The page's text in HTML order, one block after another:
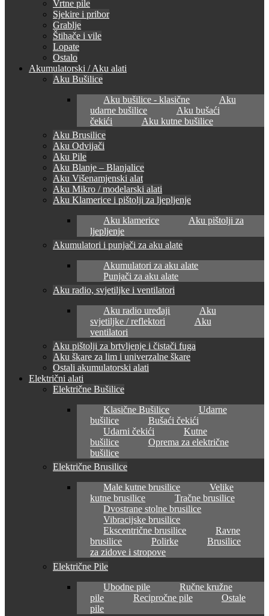
Vrtne pile
Sjekire i pribor
Grablje
Štihače i vile
Lopate
Ostalo
Akumulatorski / Aku alati
Aku Bušilice
Aku bušilice - klasične
Aku
udarne bušilice
Aku bušaći
čekići
Aku kutne bušilice
Aku Brusilice
Aku Odvijači
Aku Pile
Aku Blanje – Blanjalice
Aku Višenamjenski alat
Aku Mikro / modelarski alati
Aku Klamerice i pištolji za ljepljenje
Aku klamerice
Aku pištolji za
ljepljenje
Akumulatori i punjači za aku alate
Akumulatori za aku alate
Punjači za aku alate
Aku radio, svjetiljke i ventilatori
Aku radio uređaji
Aku
svjetiljke / reflektori
Aku
ventilatori
Aku pištolji za brtvljenje i čistači fuga
Aku škare za lim i univerzalne škare
Ostali akumulatorski alati
Električni alati
Električne Bušilice
Klasične Bušilice
Udarne
bušilice
Bušaći čekići
Udarni čekići
Kutne
bušilice
Oprema za električne
bušilice
Električne Brusilice
Male kutne brusilice
Velike
kutne brusilice
Tračne brusilice
Dvostrane stolne brusilice
Vibracijske brusilice
Ekscentrične brusilice
Ravne
brusilice
Polirke
Brusilice
za zidove i stropove
Električne Pile
Ubodne pile
Ručne kružne
pile
Recipročne pile
Ostale
pile